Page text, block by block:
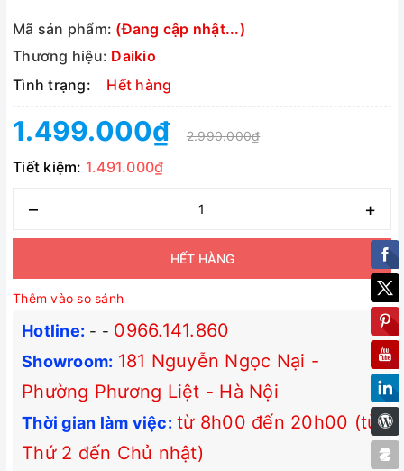
Mã sản phẩm: (Đang cập nhật...)
Thương hiệu: Daikio
Tình trạng:
Hết hàng
1.499.000₫ 2.990.000₫
Tiết kiệm: 1.491.000₫
– +
HẾT HÀNG
Thêm vào so sánh
Hotline: - - 0966.141.860
Showroom: 181 Nguyễn Ngọc Nại -
Phường Phương Liệt - Hà Nội
Thời gian làm việc: từ 8h00 đến 20h00 (từ
Thứ 2 đến Chủ nhật)